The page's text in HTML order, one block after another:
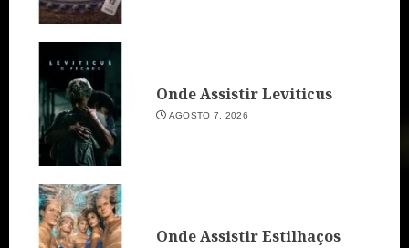
Onde Assistir Leviticus
AGOSTO 7, 2026
Onde Assistir Estilhaços